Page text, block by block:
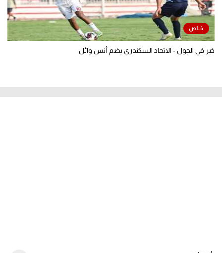
خبر في الجول - الاتحاد السكندري يضم أنس وائل